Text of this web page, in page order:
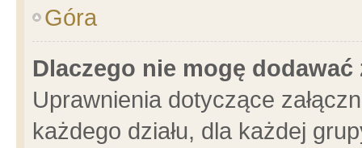
Góra
Dlaczego nie mogę dodawać
Uprawnienia dotyczące
każdego działu, dla każdej